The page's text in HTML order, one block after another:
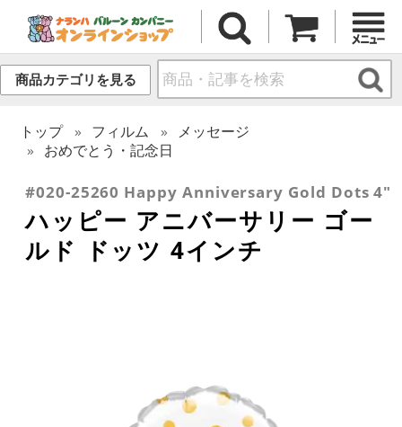
商品カテゴリを見る
トップ フィルム
メッセージ
おめでとう・記念日
#020-25260 Happy Anniversary Gold Dots 4"
ハッピー アニバーサリー ゴー
ルド ドッツ 4インチ